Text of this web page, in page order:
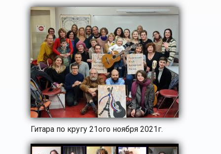
Гитара по кругу 21ого ноября 2021г.